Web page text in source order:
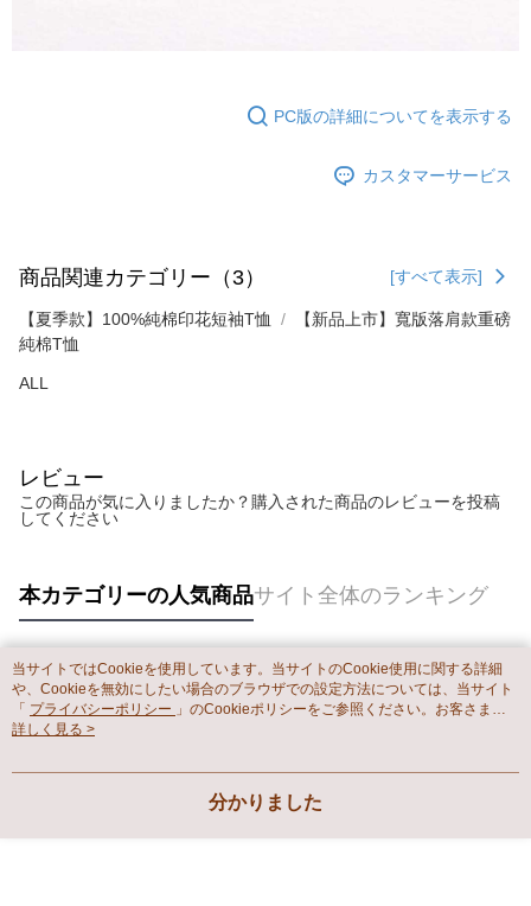
PC版の詳細についてを表示する
カスタマーサービス
商品関連カテゴリー（3） [すべて表示]
【夏季款】100%純棉印花短袖T恤
【新品上市】寬版落肩款重磅
純棉T恤
ALL
レビュー
この商品が気に入りましたか？購入された商品のレビューを投稿
してください
本カテゴリーの人気商品サイト全体のランキング
人気タグ
当サイトではCookieを使用しています。当サイトのCookie使用に関する詳細
や、Cookieを無効にしたい場合のブラウザでの設定方法については、当サイト
「 プライバシーポリシー 」のCookieポリシーをご参照ください。お客さま
が、当サイトを引き続き使用される場合、当社がサイト利用規約のCookieポリ
詳しく見る >
分かりました